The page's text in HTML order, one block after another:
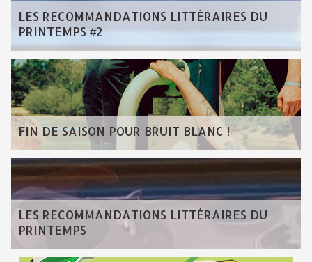
LES RECOMMANDATIONS LITTÉRAIRES DU
PRINTEMPS #2
FIN DE SAISON POUR BRUIT BLANC !
LES RECOMMANDATIONS LITTÉRAIRES DU
PRINTEMPS